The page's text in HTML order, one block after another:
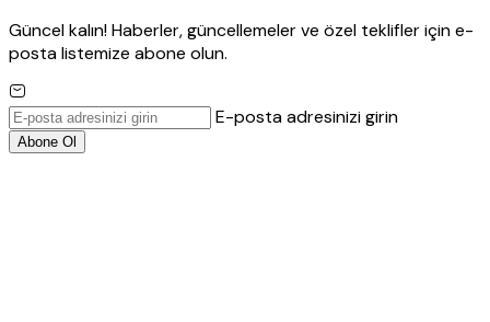
Güncel kalın! Haberler, güncellemeler ve özel teklifler için e-
posta listemize abone olun.
E-posta adresinizi girin
Abone Ol